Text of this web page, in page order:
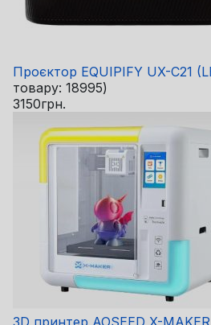
Проєктор EQUIPIFY UX-C21
товару: 18995)
3150грн.
3D принтер AOSEED X-MAKER